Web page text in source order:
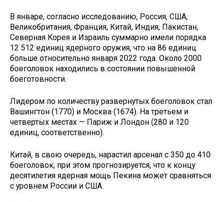
В январе, согласно исследованию, Россия, США,
Великобритания, Франция, Китай, Индия, Пакистан,
Северная Корея и Израиль суммарно имели порядка
12 512 единиц ядерного оружия, что на 86 единиц
больше относительно января 2022 года. Около 2000
боеголовок находились в состоянии повышенной
боеготовности.
Лидером по количеству развернутых боеголовок стал
Вашингтон (1770) и Москва (1674). На третьем и
четвертых местах — Париж и Лондон (280 и 120
единиц, соответственно).
Китай, в свою очередь, нарастил арсенал с 350 до 410
боеголовок, при этом прогнозируется, что к концу
десятилетия ядерная мощь Пекина может сравняться
с уровнем России и США.